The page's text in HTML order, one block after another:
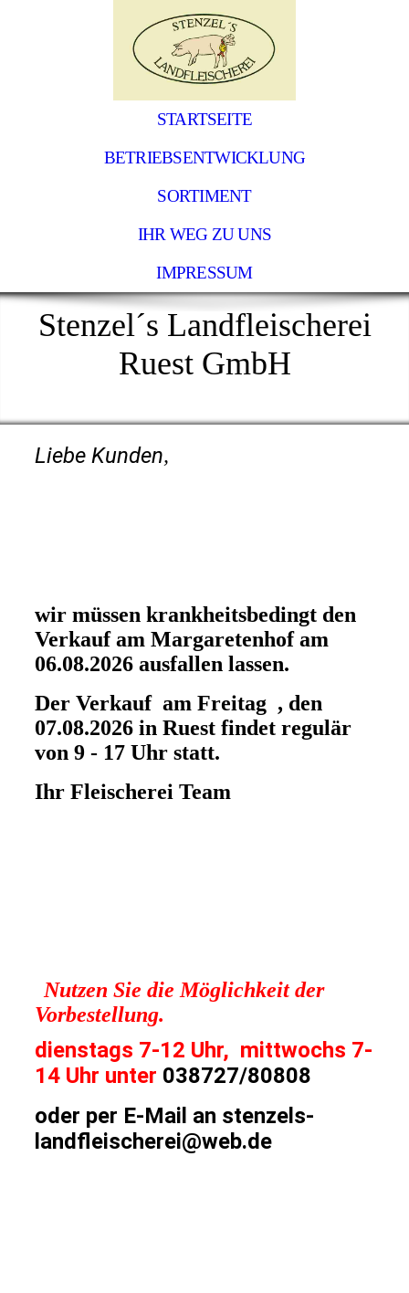
STARTSEITE
BETRIEBSENTWICKLUNG
SORTIMENT
IHR WEG ZU UNS
IMPRESSUM
Stenzel´s Landfleischerei
Ruest GmbH
Liebe Kunden,
wir müssen krankheitsbedingt den
Verkauf am Margaretenhof am
06.08.2026 ausfallen lassen.
Der Verkauf am Freitag , den
07.08.2026 in Ruest findet regulär
von 9 - 17 Uhr statt.
Ihr Fleischerei Team
Nutzen Sie die Möglichkeit der
Vorbestellung.
dienstags 7-12 Uhr, mittwochs 7-
14 Uhr unter 038727/80808
oder per E-Mail an stenzels-
landfleischerei@web.de